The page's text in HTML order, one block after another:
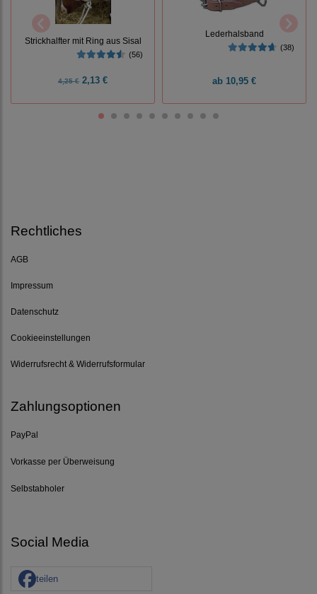
Strickhalfter mit Ring aus Sisal
(56)
4,25 € 2,13 €
Lederhalsband
(38)
ab 10,95 €
Rechtliches
AGB
Impressum
Datenschutz
Cookieeinstellungen
Widerrufsrecht & Widerrufsformular
Zahlungsoptionen
PayPal
Vorkasse per Überweisung
Selbstabholer
Social Media
teilen